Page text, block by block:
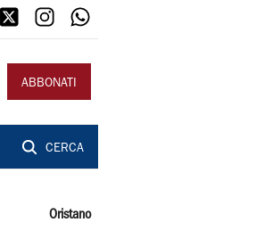
ABBONATI
CERCA
Oristano